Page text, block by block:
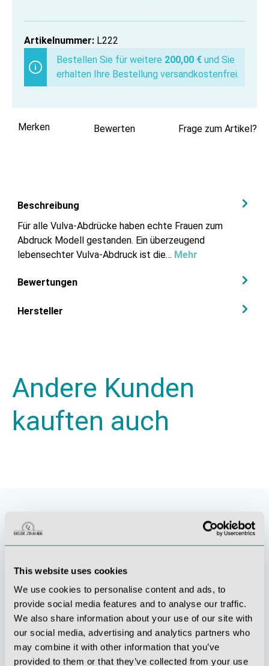
This website uses cookies
We use cookies to personalise content and ads, to
provide social media features and to analyse our traffic.
We also share information about your use of our site with
our social media, advertising and analytics partners who
may combine it with other information that you’ve
provided to them or that they’ve collected from your use
Artikelnummer: L222
Bestellen Sie für weitere 200,00 € und Sie
erhalten Ihre Bestellung versandkostenfrei.
Merken Bewerten Frage zum Artikel?
Beschreibung
Für alle Vulva-Abdrücke haben echte Frauen zum
Abdruck Modell gestanden. Ein überzeugend
lebensechter Vulva-Abdruck ist die… Mehr
Bewertungen
Hersteller
Andere Kunden
kauften auch
Stetige
Innovationskraft
Soziale
Verantwortung